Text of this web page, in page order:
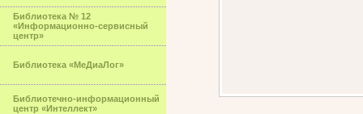
Библиотека № 12
«Информационно-сервисный
центр»
Библиотека «МеДиаЛог»
Библиотечно-информационный
центр «Интеллект»